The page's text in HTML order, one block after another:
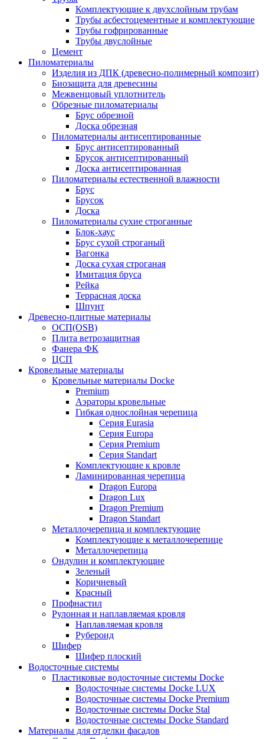
Комплектующие к двухслойным трубам
Трубы асбестоцементные и комплектующие
Трубы гофрированные
Трубы двуслойные
Цемент
Пиломатериалы
Изделия из ДПК (древесно-полимерный композит)
Биозащита для древесины
Межвенцовый уплотнитель
Обрезные пиломатериалы
Брус обрезной
Доска обрезная
Пиломатериалы антисептированные
Брус антисептированный
Брусок антисептированный
Доска антисептированная
Пиломатериалы естественной влажности
Брус
Брусок
Доска
Пиломатериалы сухие строганные
Блок-хаус
Брус сухой строганый
Вагонка
Доска сухая строганая
Имитация бруса
Рейка
Террасная доска
Шпунт
Древесно-плитные материалы
ОСП(OSB)
Плита ветрозащитная
Фанера ФК
ЦСП
Кровельные материалы
Кровельные материалы Docke
Premium
Аэраторы кровельные
Гибкая однослойная черепица
Серия Eurasia
Серия Europa
Серия Premium
Серия Standart
Комплектующие к кровле
Ламинированная черепица
Dragon Europa
Dragon Lux
Dragon Premium
Dragon Standart
Металлочерепица и комплектующие
Комплектующие к металлочерепице
Металлочерепица
Ондулин и комплектующие
Зеленый
Коричневый
Красный
Профнастил
Рулонная и наплавляемая кровля
Наплавляемая кровля
Рубероид
Шифер
Шифер плоский
Водосточные системы
Пластиковые водосточные системы Docke
Водосточные системы Docke LUX
Водосточные системы Docke Premium
Водосточные системы Docke Stal
Водосточные системы Docke Standard
Материалы для отделки фасадов